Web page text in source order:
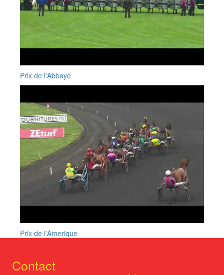
Prix de l'Abbaye
Prix de l'Amerique
Contact